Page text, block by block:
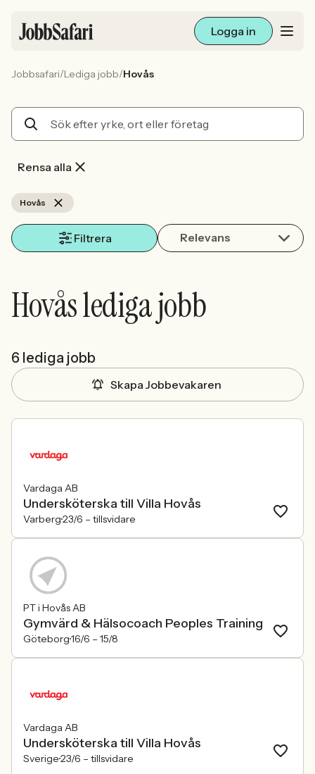
Logga in
Arbetsliv och karriär
Sök med AI
Jobbsafari/Lediga jobb/Hovås
Rensa alla
Hovås
Filtrera Relevans
Hovås lediga jobb
6 lediga jobb
Skapa Jobbevakaren
Vardaga AB
Undersköterska till Villa Hovås
Varberg23/6 – tillsvidare
PT i Hovås AB
Gymvärd & Hälsocoach Peoples Training
Göteborg16/6 – 15/8
Vardaga AB
Undersköterska till Villa Hovås
Sverige23/6 – tillsvidare